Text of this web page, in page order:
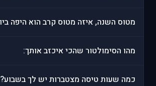
מהו הסימולטור שהכי איכזב אותך:
כמה שעות טיסה מצטברות יש לך בשבוע?